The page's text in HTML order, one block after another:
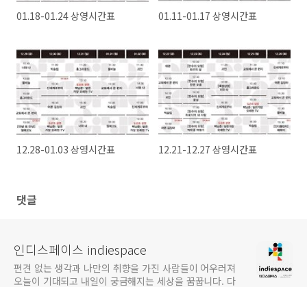
01.18-01.24 상영시간표 01.11-01.17 상영시간표
12.28-01.03 상영시간표 12.21-12.27 상영시간표
댓글
인디스페이스 indiespace
편견 없는 생각과 나만의 취향을 가진 사람들이 어우러져
오늘이 기대되고 내일이 궁금해지는 세상을 꿈꿉니다. 다